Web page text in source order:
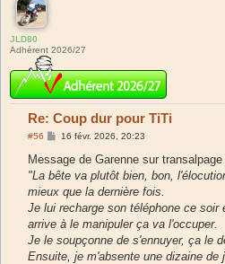
JLD80
Adhérent 2026/27
Re: Coup dur pour TiTi
#56
M
s
a
g
16 févr. 2026, 20:23
Message de Garenne sur transalpage
"La bête va plutôt bien, bon,
mieux que la dernière fois.
Je lui recharge son téléphone ce soir
arrive à le manipuler ça va l'occuper.
Je le soupçonne de s'ennuyer, ça le
Ensuite, je m'absente une dizaine de